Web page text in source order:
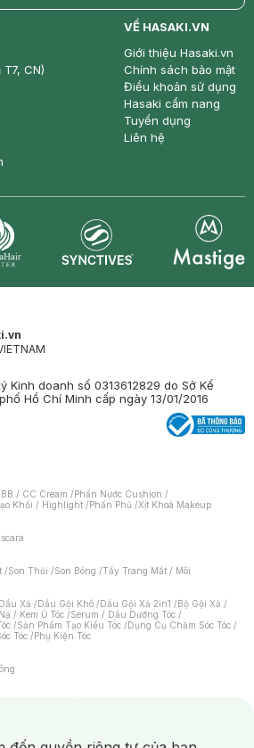
nowfree price
CN)
VỀ HASAKI.VN
Giới thiệu Hasaki.vn
Chính sách bảo mật
Điều khoản sử dụng
Hasaki cẩm nang
Tuyển dụng
Liên hệ
Kinh doanh số 0313612829 do Sở Kế
Hồ Chí Minh cấp ngày 13/01/2016
BB / CC Cream /Phấn Nước Cushion /
Khối / Highlight /Phấn Phủ /Xịt Khoá Makeup
/Son Thỏi /Son Bóng /Tẩy Trang Mắt / Môi
Dầu Xả /Dầu Gội Khô /Dầu Gội Xả 2in1 /Bộ Gội Xả /
/ Kem Ủ Tóc /Serum / Dầu Dưỡng Tóc /
/Sản Phẩm Tạo Kiểu Tóc /Dụng Cụ Chăm Sóc Tóc /
Tóc /Phụ Kiện Tóc
Massage/Mặt Nạ Xông Hơi /Nước Rửa Tay/